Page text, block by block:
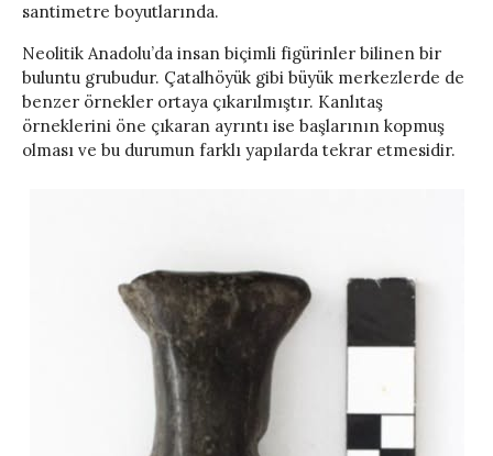
santimetre boyutlarında.
Neolitik Anadolu’da insan biçimli figürinler bilinen bir
buluntu grubudur. Çatalhöyük gibi büyük merkezlerde de
benzer örnekler ortaya çıkarılmıştır. Kanlıtaş
örneklerini öne çıkaran ayrıntı ise başlarının kopmuş
olması ve bu durumun farklı yapılarda tekrar etmesidir.